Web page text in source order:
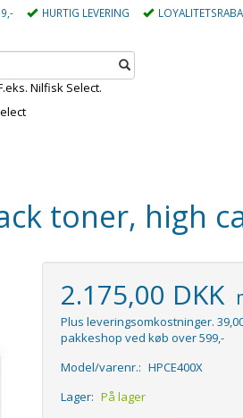
HURTIG LEVERING
Nilfisk Select.
toner, high
2.175,00 DKK
Plus leveringsomkostninger.
pakkeshop ved køb over 599,-
Model/varenr.: HPCE400X
Lager: På lager